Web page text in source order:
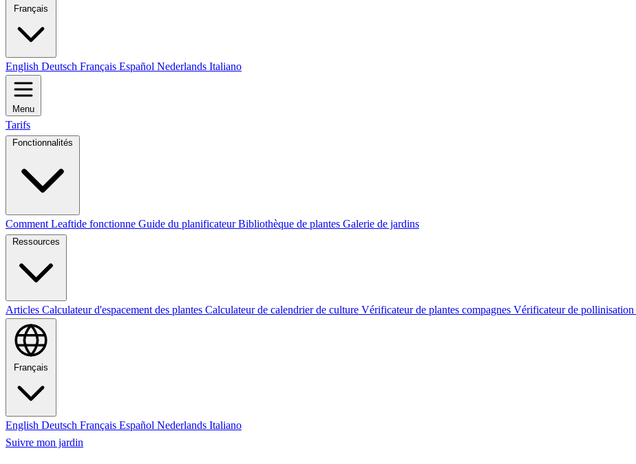
Français
English Deutsch Français Español Nederlands Italiano
Menu
Tarifs
Fonctionnalités
Comment Leaftide fonctionne Guide du planificateurBibliothèque de plantes Galerie de jardins
Ressources
Articles Calculateur d'espacement des plantes Calculateur de calendrier de culture Vérificateur de plantes compagnes Vérificateur de pollinisation
Français
English Deutsch Français Español Nederlands Italiano
Suivre mon jardin